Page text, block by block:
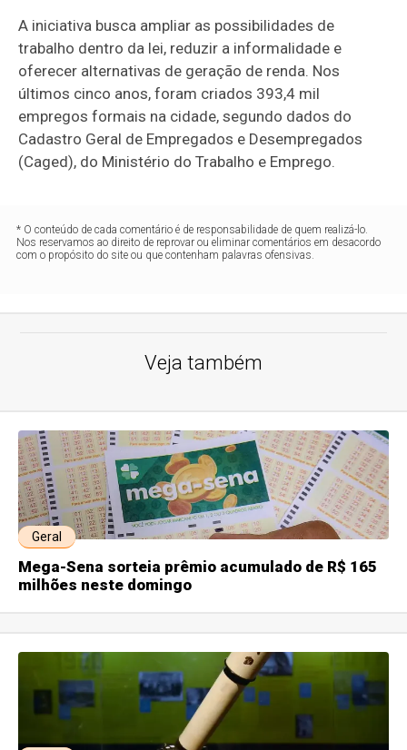
A iniciativa busca ampliar as possibilidades de
trabalho dentro da lei, reduzir a informalidade e
oferecer alternativas de geração de renda. Nos
últimos cinco anos, foram criados 393,4 mil
empregos formais na cidade, segundo dados do
Cadastro Geral de Empregados e Desempregados
(Caged), do Ministério do Trabalho e Emprego.
* O conteúdo de cada comentário é de responsabilidade de quem realizá-lo.
Nos reservamos ao direito de reprovar ou eliminar comentários em desacordo
com o propósito do site ou que contenham palavras ofensivas.
Veja também
Geral
Mega-Sena sorteia prêmio acumulado de R$ 165
milhões neste domingo